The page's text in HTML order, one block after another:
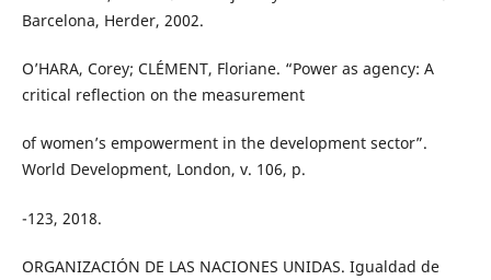
Barcelona, Herder, 2002.
O’HARA, Corey; CLÉMENT, Floriane. “Power as agency: A
critical reflection on the measurement
of women’s empowerment in the development sector”.
World Development, London, v. 106, p.
-123, 2018.
ORGANIZACIÓN DE LAS NACIONES UNIDAS. Igualdad de